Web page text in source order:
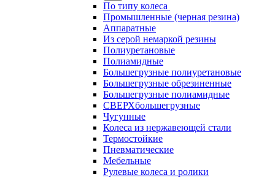
По типу колеса
Промышленные (черная резина)
Аппаратные
Из серой немаркой резины
Полиуретановые
Полиамидные
Большегрузные полиуретановые
Большегрузные обрезиненные
Большегрузные полиамидные
СВЕРХбольшегрузные
Чугунные
Колеса из нержавеющей стали
Термостойкие
Пневматические
Мебельные
Рулевые колеса и ролики